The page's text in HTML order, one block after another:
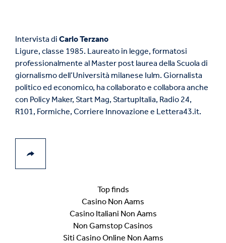
Intervista di Carlo Terzano
Ligure, classe 1985. Laureato in legge, formatosi
professionalmente al Master post laurea della Scuola di
giornalismo dell’Università milanese Iulm. Giornalista
politico ed economico, ha collaborato e collabora anche
con Policy Maker, Start Mag, StartupItalia, Radio 24,
R101, Formiche, Corriere Innovazione e Lettera43.it.
Top finds
Casino Non Aams
Casino Italiani Non Aams
Non Gamstop Casinos
Siti Casino Online Non Aams